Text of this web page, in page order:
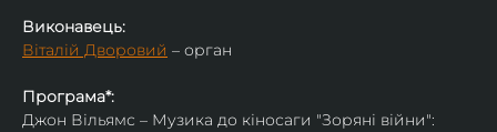
Виконавець:
Віталій Дворовий – орган
Програма*:
Джон Вільямс – Музика до кіносаги "Зоряні війни":